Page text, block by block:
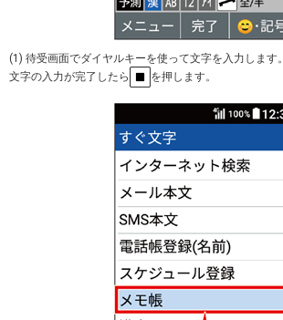
(1) 待受画面でダイヤルキーを使って文字を入力します。
文字の入力が完了したら
を押します。